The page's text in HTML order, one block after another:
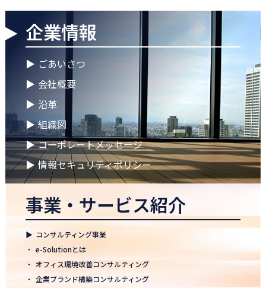
2026.04.28
ゴールデンウイークに伴う休業期間のお知らせ
2026.04.25
徳島オフィス 事務所移転のお知らせ
2026.04.02
🌸2026年度 入社式🌸
2026.03.09
健康経営優良法人2026に認定 ― 日本電通グループの健康経営への
取り組み
2026.02.09
「すべての日本企業を世界へ」─ 日本電通株式会社、登録支援機
2026.01.26
知覧幹部研修に行って参りました
企業情報
▶ ごあいさつ
▶ 会社概要
▶ 沿革
▶ 組織図
▶ コーポレートメッセージ
▶ 情報セキュリティポリシー
事業・サービス紹介
▶ コンサルティング事業
・ e-Solutionとは
・ オフィス環境改善コンサルティング
・ 企業ブランド構築コンサルティング